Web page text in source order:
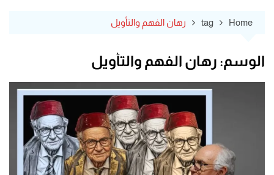
Home
tag رهان الفهم والتأويل
الوسم: رهان الفهم والتأويل